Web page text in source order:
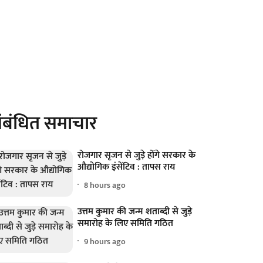
समाचार
रोजगार सृजन से जुड़े होंगे सरकार के
औद्योगिक इंसेंटिव : तापस राय
8 hours ago
उत्तम कुमार की जन्म शताब्दी से जुड़े
समारोह के लिए समिति गठित
9 hours ago